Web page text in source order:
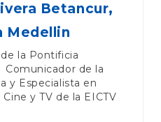
Betancur,
Medellin
la Pontificia
Comunicador de la
y Especialista en
y TV de la EICTV